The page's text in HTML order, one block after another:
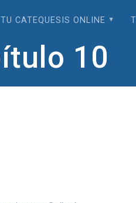
TU CATEQUESIS ONLINE
10